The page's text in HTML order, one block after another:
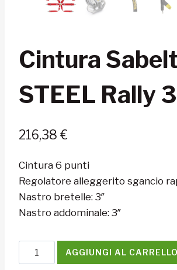
Cintura Sabelt
STEEL Rally
216,38 €
Cintura 6 punti
Regolatore alleggerito sgancio
Nastro bretelle: 3″
Nastro addominale: 3″
Cintura
Sabelt
AGGIUNGI AL CARRELLO